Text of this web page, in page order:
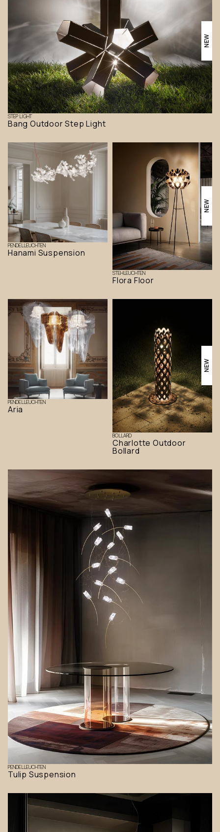
NEW
STEP LIGHT
Bang Outdoor Step Light
PENDELLEUCHTEN
Hanami Suspension
NEW
STEHLEUCHTEN
Flora Floor
PENDELLEUCHTEN
Aria
NEW
BOLLARD
Charlotte Outdoor
Bollard
PENDELLEUCHTEN
Tulip Suspension